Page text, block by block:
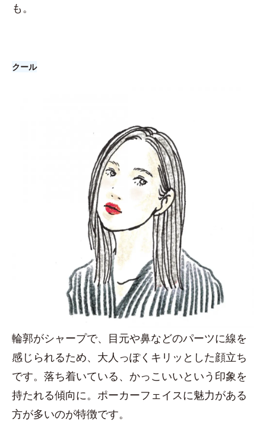
も。
クール
輪郭がシャープで、目元や鼻などのパーツに線を
感じられるため、大人っぽくキリッとした顔立ち
です。落ち着いている、かっこいいという印象を
持たれる傾向に。ポーカーフェイスに魅力がある
方が多いのが特徴です。